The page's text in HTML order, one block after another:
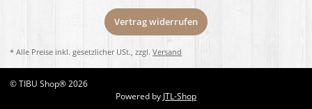
Vertrag widerrufen
* Alle Preise inkl. gesetzlicher USt., zzgl. Versand
© TIBU Shop® 2026
Powered by JTL-Shop